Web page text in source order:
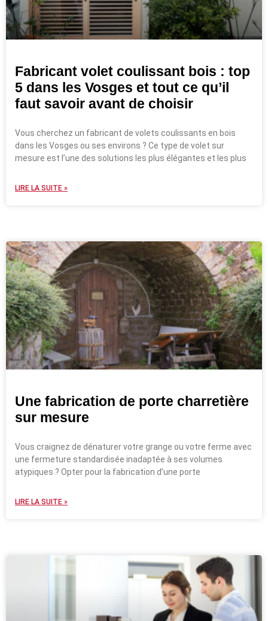
Fabricant volet coulissant bois : top
5 dans les Vosges et tout ce qu’il
faut savoir avant de choisir
Vous cherchez un fabricant de volets coulissants en bois
dans les Vosges ou ses environs ? Ce type de volet sur
mesure est l’une des solutions les plus élégantes et les plus
LIRE LA SUITE »
Une fabrication de porte charretière
sur mesure
Vous craignez de dénaturer votre grange ou votre ferme avec
une fermeture standardisée inadaptée à ses volumes
atypiques ? Opter pour la fabrication d’une porte
LIRE LA SUITE »